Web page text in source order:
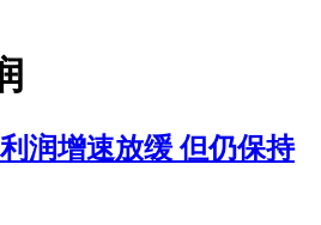
润增速放缓 但仍保持